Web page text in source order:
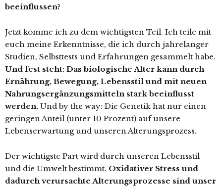
beeinflussen?
Jetzt komme ich zu dem wichtigsten Teil. Ich teile mit
euch meine Erkenntnisse, die ich durch jahrelanger
Studien, Selbsttests und Erfahrungen gesammelt habe.
Und fest steht: Das biologische Alter kann durch
Ernährung, Bewegung, Lebensstil und mit neuen
Nahrungsergänzungsmitteln stark beeinflusst
werden. Und by the way: Die Genetik hat nur einen
geringen Anteil (unter 10 Prozent) auf unsere
Lebenserwartung und unseren Alterungsprozess.
Der wichtigste Part wird durch unseren Lebensstil
und die Umwelt bestimmt. Oxidativer Stress und
dadurch verursachte Alterungsprozesse sind unser